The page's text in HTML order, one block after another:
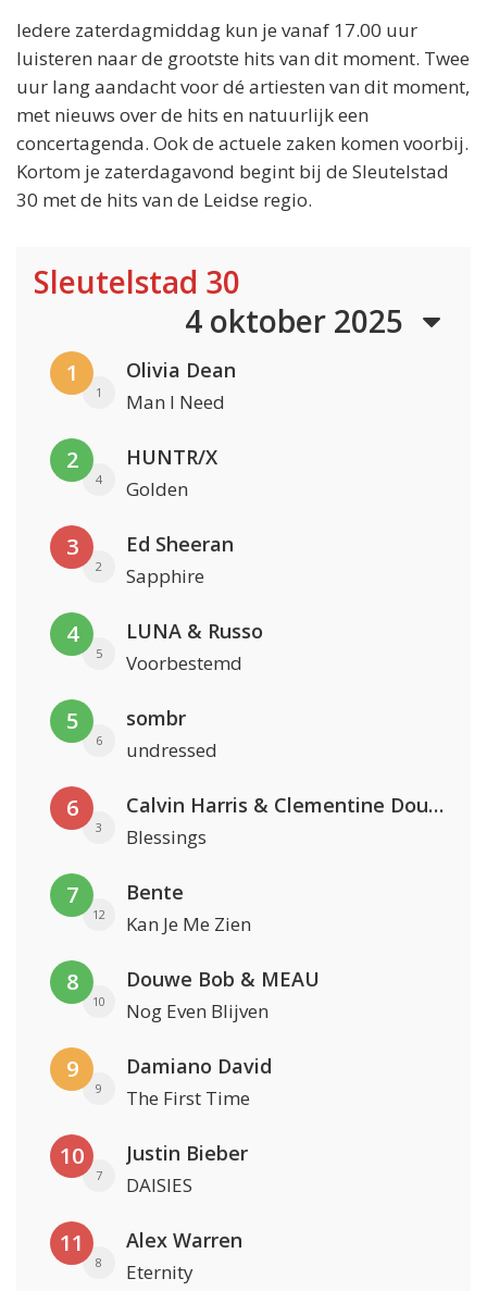
Iedere zaterdagmiddag kun je vanaf 17.00 uur
luisteren naar de grootste hits van dit moment. Twee
uur lang aandacht voor dé artiesten van dit moment,
met nieuws over de hits en natuurlijk een
concertagenda. Ook de actuele zaken komen voorbij.
Kortom je zaterdagavond begint bij de Sleutelstad
30 met de hits van de Leidse regio.
Sleutelstad 30
4 oktober 2025
1
1
Olivia Dean
Man I Need
2
4
HUNTR/X
Golden
3
2
Ed Sheeran
Sapphire
4
5
LUNA & Russo
Voorbestemd
5
6
sombr
undressed
6
3
Calvin Harris & Clementine Douglas
Blessings
7
12
Bente
Kan Je Me Zien
8
10
Douwe Bob & MEAU
Nog Even Blijven
9
9
Damiano David
The First Time
10
7
Justin Bieber
DAISIES
11
8
Alex Warren
Eternity